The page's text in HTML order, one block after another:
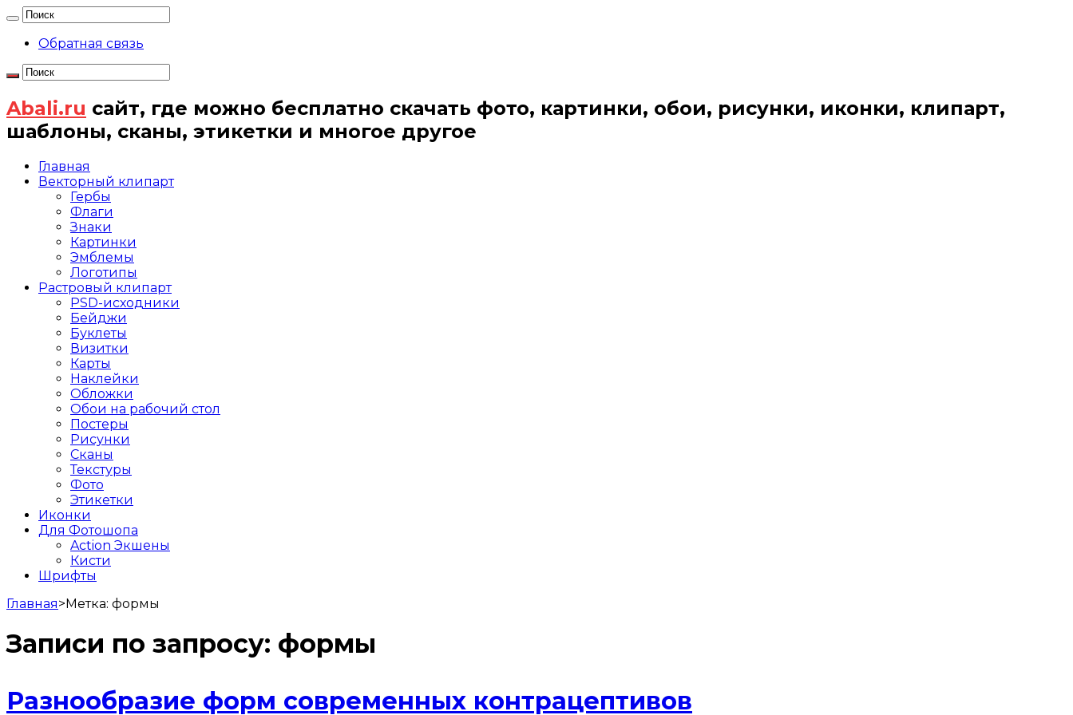
Обратная связь
Abali.ru сайт, где можно бесплатно скачать фото, картинки, обои, рисунки, иконки, клипарт,
шаблоны, сканы, этикетки и многое другое
Главная
Векторный клипарт
Гербы
Флаги
Знаки
Картинки
Эмблемы
Логотипы
Растровый клипарт
PSD-исходники
Бейджи
Буклеты
Визитки
Карты
Наклейки
Обложки
Обои на рабочий стол
Постеры
Рисунки
Сканы
Текстуры
Фото
Этикетки
Иконки
Для Фотошопа
Action Экшены
Кисти
Шрифты
Главная>Метка: формы
Записи по запросу: формы
Разнообразие форм современных контрацептивов